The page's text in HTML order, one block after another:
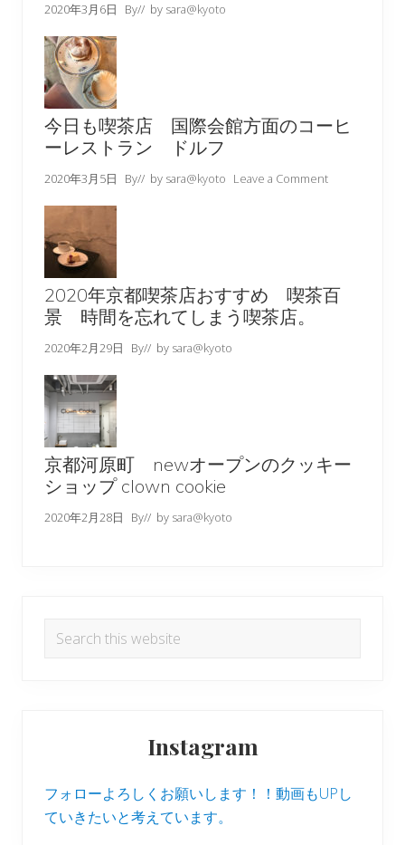
2020年3月6日 By// by sara@kyoto
今日も喫茶店 国際会館方面のコーヒ
ーレストラン ドルフ
2020年3月5日 By// by sara@kyoto Leave a Comment
2020年京都喫茶店おすすめ 喫茶百
景 時間を忘れてしまう喫茶店。
2020年2月29日 By// by sara@kyoto
京都河原町 newオープンのクッキー
ショップ clown cookie
2020年2月28日 By// by sara@kyoto
Search
Instagram
フォローよろしくお願いします！！動画もUPし
ていきたいと考えています。